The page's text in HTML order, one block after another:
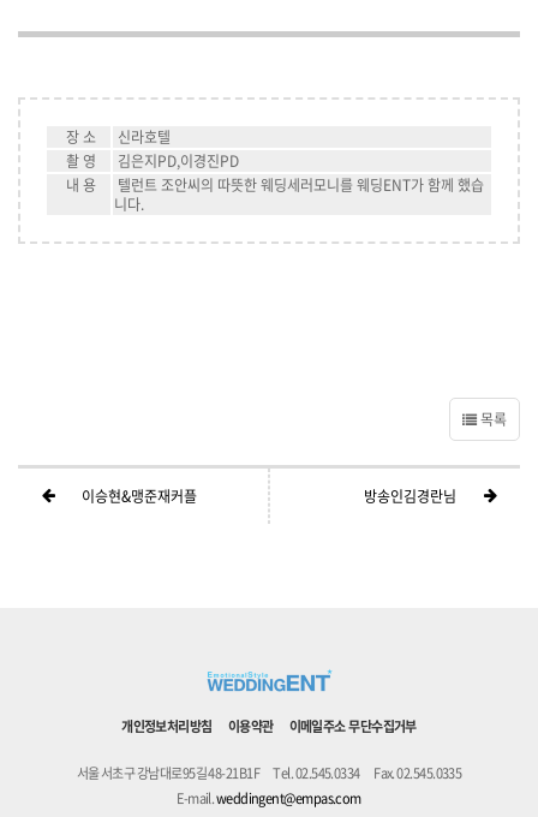
장 소
신라호텔
촬 영
김은지PD,이경진PD
내 용
텔런트 조안씨의 따뜻한 웨딩세러모니를 웨딩ENT가 함께 했습
니다.
목록
이승현&맹준재커플 방송인김경란님
개인정보처리방침 이용약관 이메일주소 무단수집거부
서울 서초구 강남대로95길 48-21B1F Tel. 02.545.0334
Fax. 02.545.0335
E-mail.weddingent@empas.com